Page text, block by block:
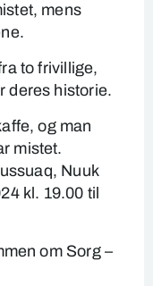
mens
to frivillige,
deres historie.
og man
mistet.
Nuuk
kl. 19.00 til
om Sorg –